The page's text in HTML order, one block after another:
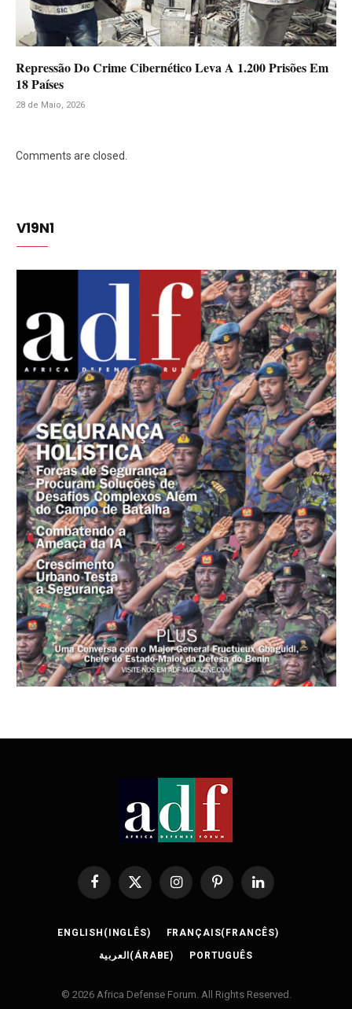
Repressão Do Crime Cibernético Leva A 1.200 Prisões Em
18 Países
28 de Maio, 2026
Comments are closed.
V19N1
Facebook
X
InstagramPinterestLinkedIn
ENGLISH (INGLÊS) FRANÇAIS(FRANCÊS)
العربية(ÁRABE) PORTUGUÊS
© 2026 Africa Defense Forum. All Rights Reserved.